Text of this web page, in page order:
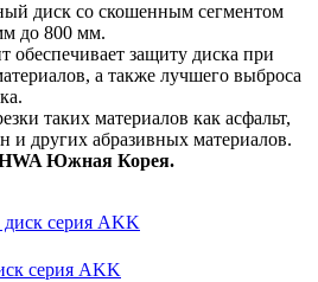
диск со скошенным сегментом
до 800 мм.
обеспечивает защиту диска при
а также лучшего выброса
таких материалов как асфальт,
и других абразивных материалов.
Южная Корея.
серия AKK